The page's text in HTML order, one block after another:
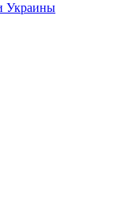
Украины